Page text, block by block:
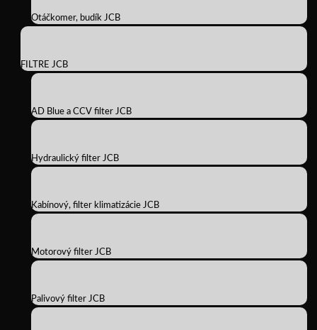
Otáčkomer, budík JCB
FILTRE JCB
AD Blue a CCV filter JCB
Hydraulický filter JCB
Kabínový, filter klimatizácie JCB
Motorový filter JCB
Palivový filter JCB